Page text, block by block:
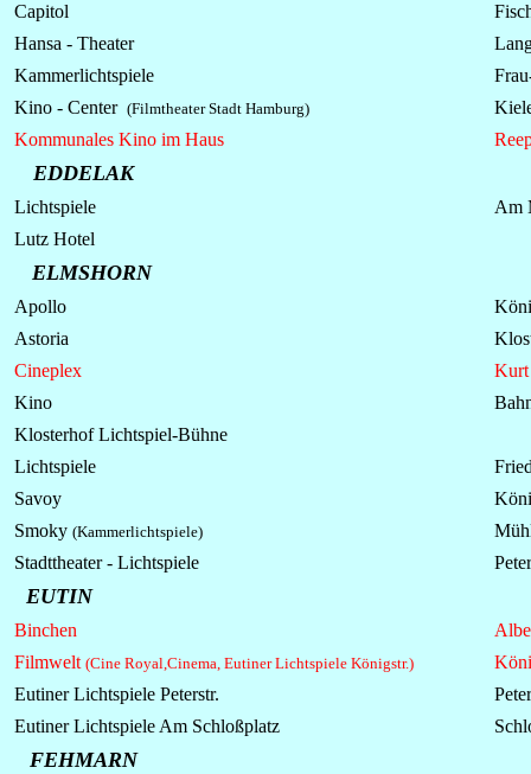
Capitol
Hansa - Theater
Kammerlichtspiele
Kino - Center (Filmtheater Stadt Hamburg)
Kommunales Kino im Haus
EDDELAK
Lichtspiele
Am
Lutz Hotel
ELMSHORN
Apollo
Astoria
Cineplex
Kurt
Kino
Klosterhof Lichtspiel-Bühne
Lichtspiele
Savoy
Smoky (Kammerlichtspiele)
Stadttheater - Lichtspiele
EUTIN
Binchen
Filmwelt (Cine Royal,Cinema, Eutiner Lichtspiele Königstr.)
EutinerLichtspiele Peterstr.
EutinerLichtspiele Am Schloßplatz
FEHMARN